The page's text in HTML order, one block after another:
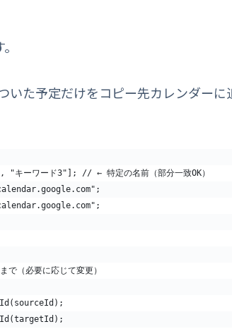
いた予定だけをコピー先カレンダーに
キーワード3"]; // ← 特定の名前（部分一致OK）
（必要に応じて変更）